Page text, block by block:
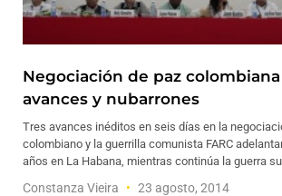
Negociación de paz
avances y nubarrones
Tres avances inéditos en seis días en la
colombiano y la guerrilla comunista FARC
años en La Habana, mientras continúa la guerra
Constanza Vieira 23 agosto, 2014